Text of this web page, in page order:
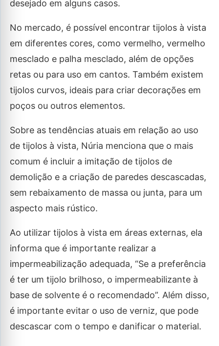
desejado em alguns casos.
No mercado, é possível encontrar tijolos à vista
em diferentes cores, como vermelho, vermelho
mesclado e palha mesclado, além de opções
retas ou para uso em cantos. Também existem
tijolos curvos, ideais para criar decorações em
poços ou outros elementos.
Sobre as tendências atuais em relação ao uso
de tijolos à vista, Núria menciona que o mais
comum é incluir a imitação de tijolos de
demolição e a criação de paredes descascadas,
sem rebaixamento de massa ou junta, para um
aspecto mais rústico.
Ao utilizar tijolos à vista em áreas externas, ela
informa que é importante realizar a
impermeabilização adequada, “Se a preferência
é ter um tijolo brilhoso, o impermeabilizante à
base de solvente é o recomendado”. Além disso,
é importante evitar o uso de verniz, que pode
descascar com o tempo e danificar o material.